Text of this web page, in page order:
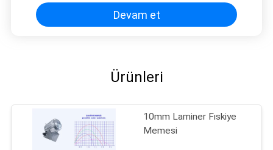
Devam et
Ürünleri
10mm Laminer Fıskiye
Memesi